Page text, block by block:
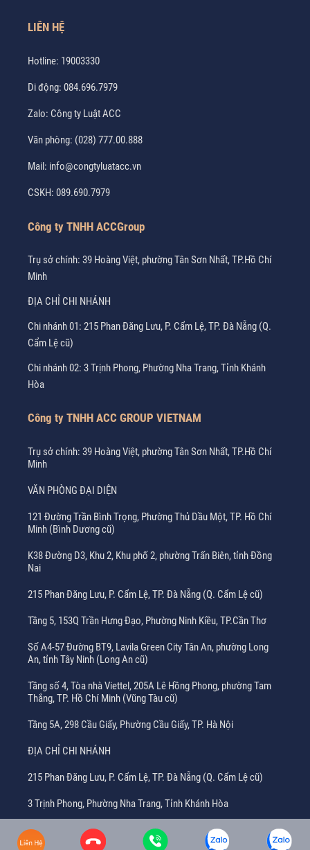
LIÊN HỆ
Hotline: 19003330
Di động: 084.696.7979
Zalo: Công ty Luật ACC
Văn phòng: (028) 777.00.888
Mail: info@congtyluatacc.vn
CSKH: 089.690.7979
Công ty TNHH ACCGroup
Trụ sở chính: 39 Hoàng Việt, phường Tân Sơn Nhất, TP.Hồ Chí
Minh
ĐỊA CHỈ CHI NHÁNH
Chi nhánh 01: 215 Phan Đăng Lưu, P. Cẩm Lệ, TP. Đà Nẵng (Q.
Cẩm Lệ cũ)
Chi nhánh 02: 3 Trịnh Phong, Phường Nha Trang, Tỉnh Khánh
Hòa
Công ty TNHH ACC GROUP VIETNAM
Trụ sở chính: 39 Hoàng Việt, phường Tân Sơn Nhất, TP.Hồ Chí
Minh
VĂN PHÒNG ĐẠI DIỆN
121 Đường Trần Bình Trọng, Phường Thủ Dầu Một, TP. Hồ Chí
Minh (Bình Dương cũ)
K38 Đường D3, Khu 2, Khu phố 2, phường Trấn Biên, tỉnh Đồng
Nai
215 Phan Đăng Lưu, P. Cẩm Lệ, TP. Đà Nẵng (Q. Cẩm Lệ cũ)
Tầng 5, 153Q Trần Hưng Đạo, Phường Ninh Kiều, TP.Cần Thơ
Số A4-57 Đường BT9, Lavila Green City Tân An, phường Long
An, tỉnh Tây Ninh (Long An cũ)
Tầng số 4, Tòa nhà Viettel, 205A Lê Hồng Phong, phường Tam
Thắng, TP. Hồ Chí Minh (Vũng Tàu cũ)
Tầng 5A, 298 Cầu Giấy, Phường Cầu Giấy, TP. Hà Nội
ĐỊA CHỈ CHI NHÁNH
215 Phan Đăng Lưu, P. Cẩm Lệ, TP. Đà Nẵng (Q. Cẩm Lệ cũ)
3 Trịnh Phong, Phường Nha Trang, Tỉnh Khánh Hòa